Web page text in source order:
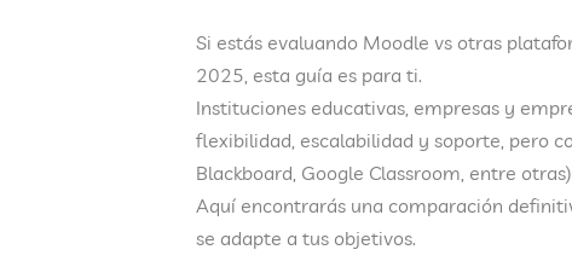
Si estás evaluando Moodle vs otras
2025, esta guía es para ti.
Instituciones educativas, empresas y
flexibilidad, escalabilidad y soporte, pero
Blackboard, Google Classroom, entre
Aquí encontrarás una comparación
se adapte a tus objetivos.